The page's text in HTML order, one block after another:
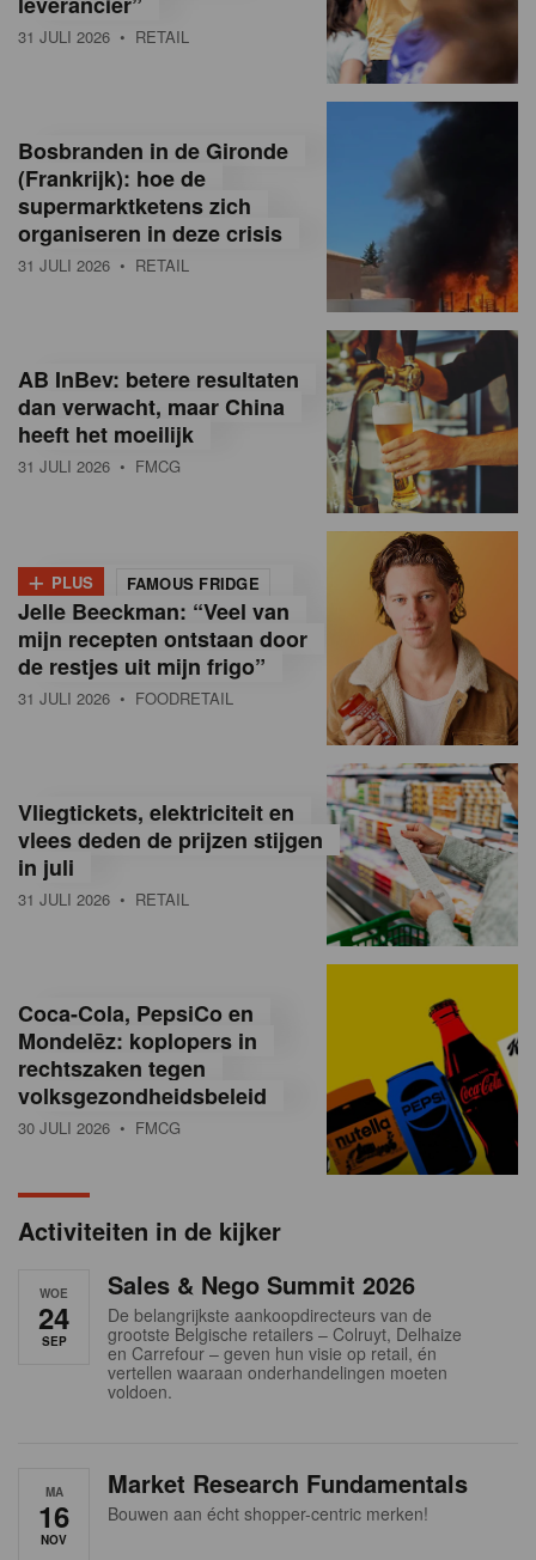
a
n
e
a
n
B
e
g
ë
e
a
n
31 JULI 2026 • RETAIL
Bosbranden in de Gironde
(Frankrijk): hoe de
supermarktketens zich
organiseren in deze crisis
31 JULI 2026 • RETAIL
AB InBev: betere resultaten
dan verwacht, maar China
heeft het moeilijk
31 JULI 2026 • FMCG
+ PLUS FAMOUS FRIDGE
Jelle Beeckman: “Veel van
mijn recepten ontstaan door
de restjes uit mijn frigo”
31 JULI 2026 • FOODRETAIL
Vliegtickets, elektriciteit en
vlees deden de prijzen stijgen
in juli
31 JULI 2026 • RETAIL
Coca-Cola, PepsiCo en
Mondelēz: koplopers in
rechtszaken tegen
volksgezondheidsbeleid
30 JULI 2026 • FMCG
Activiteiten in de kijker
WOE
24
SEP
Sales & Nego Summit 2026
De belangrijkste aankoopdirecteurs van de
grootste Belgische retailers – Colruyt, Delhaize
en Carrefour – geven hun visie op retail, én
vertellen waaraan onderhandelingen moeten
voldoen.
MA
16
NOV
Market Research Fundamentals
Bouwen aan écht shopper-centric merken!